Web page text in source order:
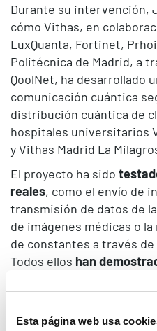
Esta página web usa
Durante su intervención,
cómo Vithas, en
LuxQuanta, Fortinet,
Politécnica de Madrid, a
QoolNet, ha desarrollado
comunicación cuántica
distribución cuántica de
hospitales universitarios
y Vithas Madrid La
El proyecto ha sido
reales, como el envío de
transmisión de datos de
de imágenes médicas o
de constantes a través
Todos ellos han
proteger la integridad y
datos
frente a las